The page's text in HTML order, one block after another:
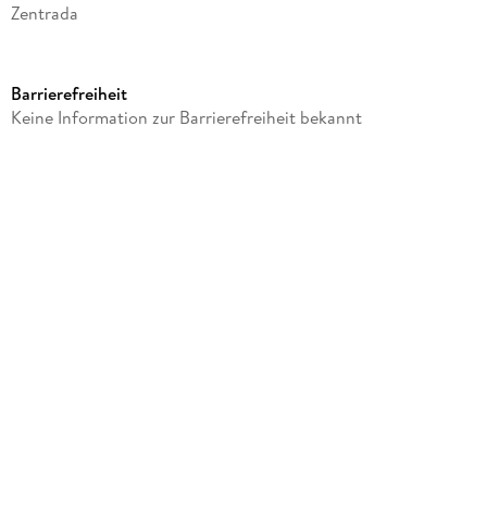
Zentrada
Gewicht
Barrierefreiheit
Keine Information zur Barrierefreiheit bekannt